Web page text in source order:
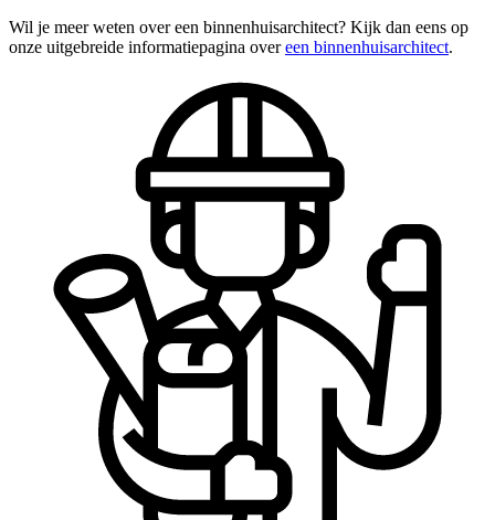
Wil je meer weten over een binnenhuisarchitect? Kijk dan eens op
onze uitgebreide informatiepagina overeen binnenhuisarchitect.